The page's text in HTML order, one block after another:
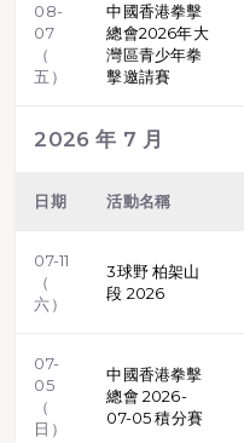
08-
07
（
五）
中國香港拳擊
總會2026年大
灣區青少年拳
擊邀請賽
2026 年 7 月
日期 活動名稱
07-11
（
六）
3球野 柏架山
段 2026
07-
05
（
日）
中國香港拳擊
總會 2026-
07-05 積分賽